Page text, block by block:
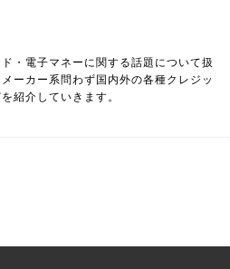
・電子マネーに関する話題について扱
ーカー系問わず国内外の各種クレジッ
紹介していきます。